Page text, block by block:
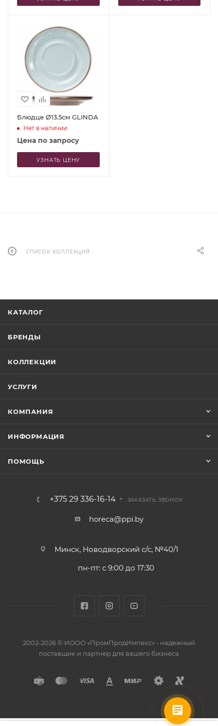
Блюдце Ø13.5см GLINDA
Нет в наличии
Цена по запросу
УЗНАТЬ ЦЕНУ
СПИСОК КОЛЛЕКЦИЙ
КАТАЛОГ
БРЕНДЫ
КОЛЛЕКЦИИ
УСЛУГИ
КОМПАНИЯ
ИНФОРМАЦИЯ
ПОМОЩЬ
+375 29 336-16-14 ЗАКАЗАТЬ ЗВОНОК
horeca@ppi.by
Минск, Новодворский с/с, №40/1
пн-пт: с 9:00 до 17:30
2002-2026 © ИООО «ПромПродИмпекс» - надежный
поставщик и партнер для вашего бизнеса